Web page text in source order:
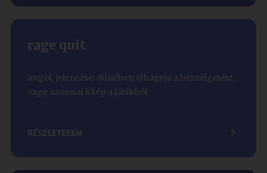
rage quit
angol, jelentése: dühében elhagyja a beszélgetést,
vagy azonnal kilép a játékból
RÉSZLETESEN